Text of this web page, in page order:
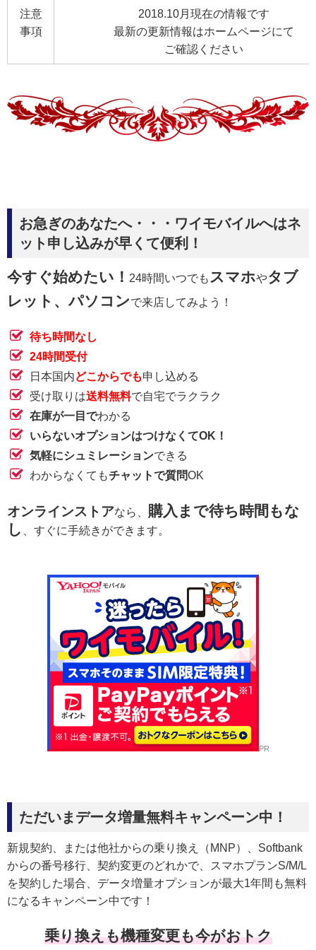
注意
事項
2018.10月現在の情報です
最新の更新情報はホームページにて
ご確認ください
お急ぎのあなたへ・・・ワイモバイルへはネ
ット申し込みが早くて便利！
今すぐ始めたい！ 24時間いつでもスマホやタブ
レット、パソコンで来店してみよう！
待ち時間なし
24時間受付
日本国内どこからでも申し込める
受け取りは送料無料で自宅でラクラク
在庫が一目でわかる
いらないオプションはつけなくてOK！
気軽にシュミレーションできる
わからなくてもチャットで質問OK
オンラインストアなら、 購入まで待ち時間もな
し
、すぐに手続きができます。
PR
ただいまデータ増量無料キャンペーン中！
新規契約、または他社からの乗り換え（MNP）、Softbank
からの番号移行、契約変更のどれかで、スマホプランS/M/L
を契約した場合、データ増量オプションが最大1年間も無料
になるキャンペーン中です！
乗り換えも機種変更も今がおトク